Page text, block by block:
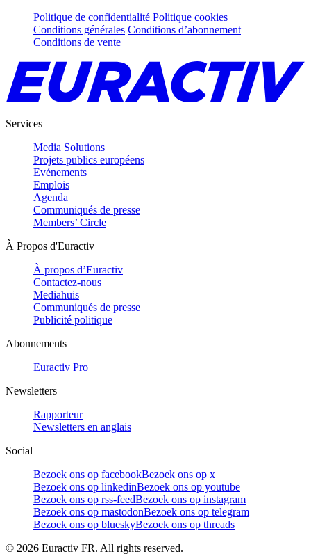
Politique de confidentialité Politique cookies
Conditions générales Conditions d’abonnement
Conditions de vente
Services
Media Solutions
Projets publics européens
Evénements
Emplois
Agenda
Communiqués de presse
Members’ Circle
À Propos d'Euractiv
À propos d’Euractiv
Contactez-nous
Mediahuis
Communiqués de presse
Publicité politique
Abonnements
Euractiv Pro
Newsletters
Rapporteur
Newsletters en anglais
Social
Bezoek ons op facebookBezoek ons op x
Bezoek ons op linkedinBezoek ons op youtube
Bezoek ons op rss-feedBezoek ons op instagram
Bezoek ons op mastodonBezoek ons op telegram
Bezoek ons op blueskyBezoek ons op threads
© 2026 Euractiv FR. All rights reserved.